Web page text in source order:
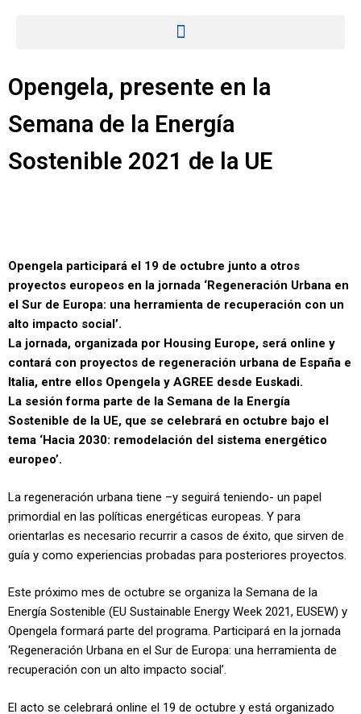
Opengela, presente en la
Semana de la Energía
Sostenible 2021 de la UE
Opengela participará el 19 de octubre junto a otros
proyectos europeos en la jornada ‘Regeneración Urbana en
el Sur de Europa: una herramienta de recuperación con un
alto impacto social’.
La jornada, organizada por Housing Europe, será online y
contará con proyectos de regeneración urbana de España e
Italia, entre ellos Opengela y AGREE desde Euskadi.
La sesión forma parte de la Semana de la Energía
Sostenible de la UE, que se celebrará en octubre bajo el
tema ‘Hacia 2030: remodelación del sistema energético
europeo’.
La regeneración urbana tiene –y seguirá teniendo- un papel
primordial en las políticas energéticas europeas. Y para
orientarlas es necesario recurrir a casos de éxito, que sirven de
guía y como experiencias probadas para posteriores proyectos.
Este próximo mes de octubre se organiza la Semana de la
Energía Sostenible (EU Sustainable Energy Week 2021, EUSEW) y
Opengela formará parte del programa. Participará en la jornada
‘Regeneración Urbana en el Sur de Europa: una herramienta de
recuperación con un alto impacto social’.
El acto se celebrará online el 19 de octubre y está organizado